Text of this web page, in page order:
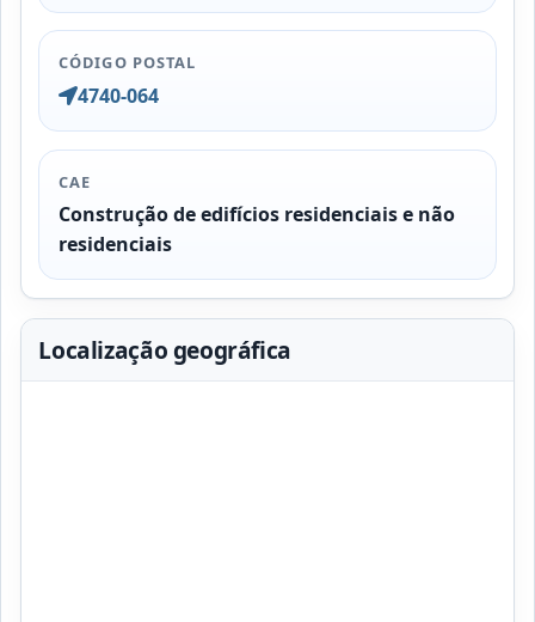
CÓDIGO POSTAL
4740-064
CAE
Construção de edifícios residenciais e não
residenciais
Localização geográfica